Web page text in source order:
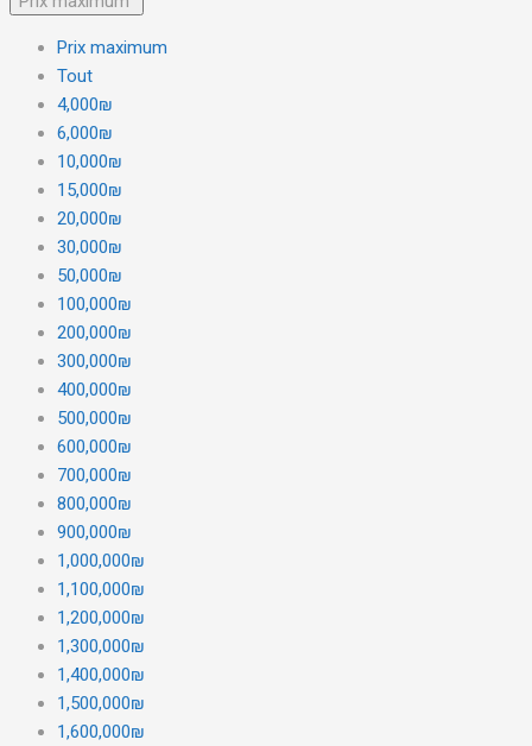
Prix maximum
Tout
4,000₪
6,000₪
10,000₪
15,000₪
20,000₪
30,000₪
50,000₪
100,000₪
200,000₪
300,000₪
400,000₪
500,000₪
600,000₪
700,000₪
800,000₪
900,000₪
1,000,000₪
1,100,000₪
1,200,000₪
1,300,000₪
1,400,000₪
1,500,000₪
1,600,000₪